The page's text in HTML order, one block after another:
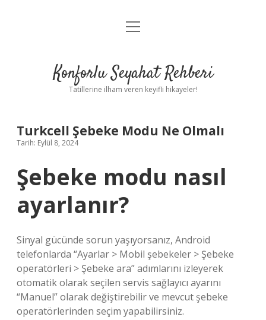
Anasayfa
Yasal Uyarı
menüyü
Konforlu Seyahat Rehberi
Tatillerine ilham veren keyifli hikayeler!
Turkcell Şebeke Modu Ne Olmalı
Tarih: Eylül 8, 2024
Şebeke modu nasıl
ayarlanır?
Sinyal gücünde sorun yaşıyorsanız, Android
telefonlarda “Ayarlar > Mobil şebekeler > Şebeke
operatörleri > Şebeke ara” adımlarını izleyerek
otomatik olarak seçilen servis sağlayıcı ayarını
“Manuel” olarak değiştirebilir ve mevcut şebeke
operatörlerinden seçim yapabilirsiniz.